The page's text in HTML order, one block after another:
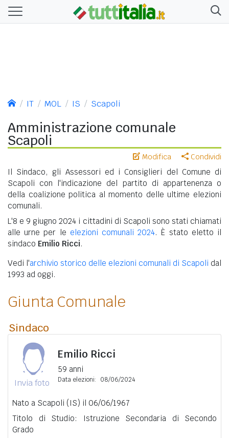
IT MOL IS Scapoli
Amministrazione comunale
Scapoli
Modifica Condividi
Il Sindaco, gli Assessori ed i Consiglieri del Comune di
Scapoli con l'indicazione del partito di appartenenza o
della coalizione politica al momento delle ultime elezioni
comunali.
L'8 e 9 giugno 2024 i cittadini di Scapoli sono stati chiamati
alle urne per le elezioni comunali 2024. È stato eletto il
sindaco Emilio Ricci.
Vedi l'archivio storico delle elezioni comunali di Scapoli dal
1993 ad oggi.
Giunta Comunale
Sindaco
Invia foto
Emilio Ricci
59 anni
Data elezioni: 08/06/2024
Nato a Scapoli (IS) il 06/06/1967
Titolo di Studio: Istruzione Secondaria di Secondo
Grado